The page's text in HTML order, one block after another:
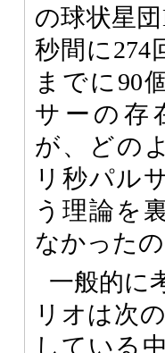
の球状星
秒間に274
までに90
サーの存
が、どの
リ秒パル
う理論を
なかったの
一般的に
リオは次
している